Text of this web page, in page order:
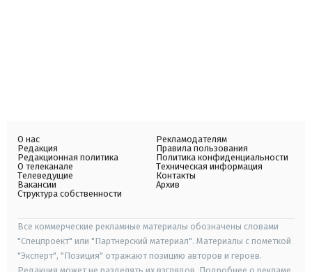
О нас
Редакция
Редакционная политика
О телеканале
Телеведущие
Вакансии
Структура собственности
Рекламодателям
Правила пользования
Политика конфиденциальности
Техническая информация
Контакты
Архив
Все коммерческие рекламные материалы обозначены словами
"Спецпроект" или "Партнерский материал". Материалы с пометкой
"Эксперт", "Позиция" отражают позицию авторов и героев.